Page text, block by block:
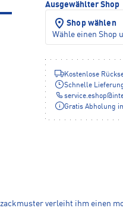
Ausgewählter Shop
Shop wählen
Wähle einen Shop
Kostenlose
Schnelle
service.eshop@
Gratis Abholung
verleiht ihm einen